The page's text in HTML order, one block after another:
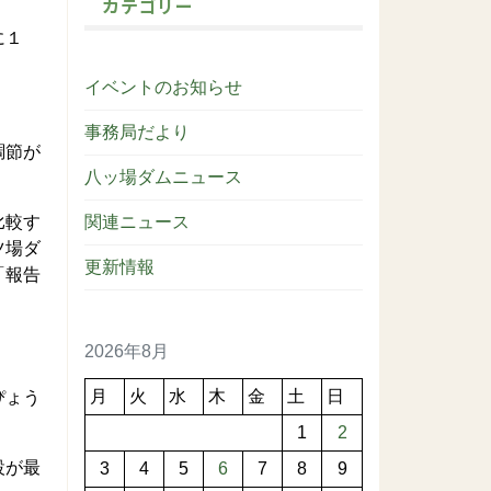
節が
較す
場ダ
報告
う
が最
イベントのお知らせ
事務局だより
八ッ場ダムニュース
関連ニュース
更新情報
2026年8月
月 火 水 木 金 土
日
1
2
3
4 5 6 7 8 9